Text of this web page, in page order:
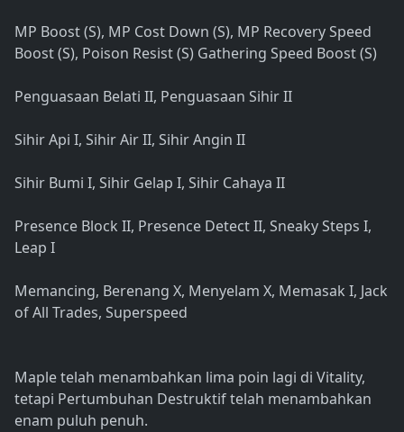
MP Boost (S), MP Cost Down (S), MP Recovery Speed
Boost (S), Poison Resist (S) Gathering Speed Boost (S)
Penguasaan Belati II, Penguasaan Sihir II
Sihir Api I, Sihir Air II, Sihir Angin II
Sihir Bumi I, Sihir Gelap I, Sihir Cahaya II
Presence Block II, Presence Detect II, Sneaky Steps I,
Leap I
Memancing, Berenang X, Menyelam X, Memasak I, Jack
of All Trades, Superspeed
Maple telah menambahkan lima poin lagi di Vitality,
tetapi Pertumbuhan Destruktif telah menambahkan
enam puluh penuh.